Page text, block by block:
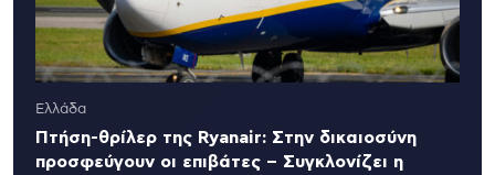
Ελλάδα
Πτήση-θρίλερ της Ryanair: Στην δικαιοσύνη
προσφεύγουν οι επιβάτες – Συγκλονίζει η